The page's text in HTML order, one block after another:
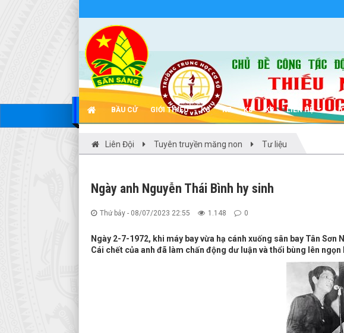
BẦU CỬ GIỚI THIỆU K6 K7 K8 K9 LIÊN HỆ
Liên Đội Tuyên truyền măng non Tư liệu
Ngày anh Nguyễn Thái Bình hy sinh
Thứ bảy - 08/07/2023 22:55 1.148 0
Ngày 2-7-1972, khi máy bay vừa hạ cánh xuống sân bay Tân
Cái chết của anh đã làm chấn động dư luận và thổi bùng lên